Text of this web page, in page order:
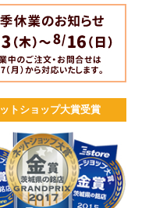
トショップ大賞受賞